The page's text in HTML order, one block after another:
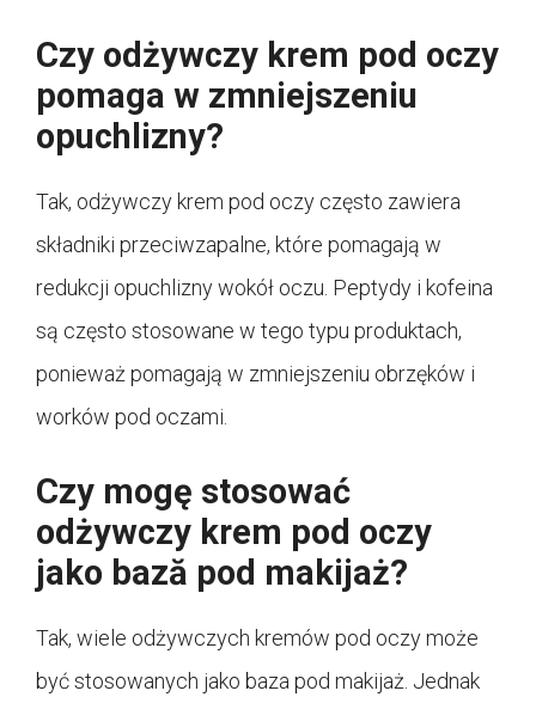
Czy odżywczy krem pod oczy
pomaga w zmniejszeniu
opuchlizny?
Tak, odżywczy krem pod oczy często zawiera
składniki przeciwzapalne, które pomagają w
redukcji opuchlizny wokół oczu. Peptydy i kofeina
są często stosowane w tego typu produktach,
ponieważ pomagają w zmniejszeniu obrzęków i
worków pod oczami.
Czy mogę stosować
odżywczy krem pod oczy
jako bază pod makijaż?
Tak, wiele odżywczych kremów pod oczy może
być stosowanych jako baza pod makijaż. Jednak